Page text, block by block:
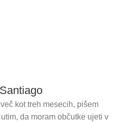
kot treh mesecih, pišem
da moram občutke ujeti v